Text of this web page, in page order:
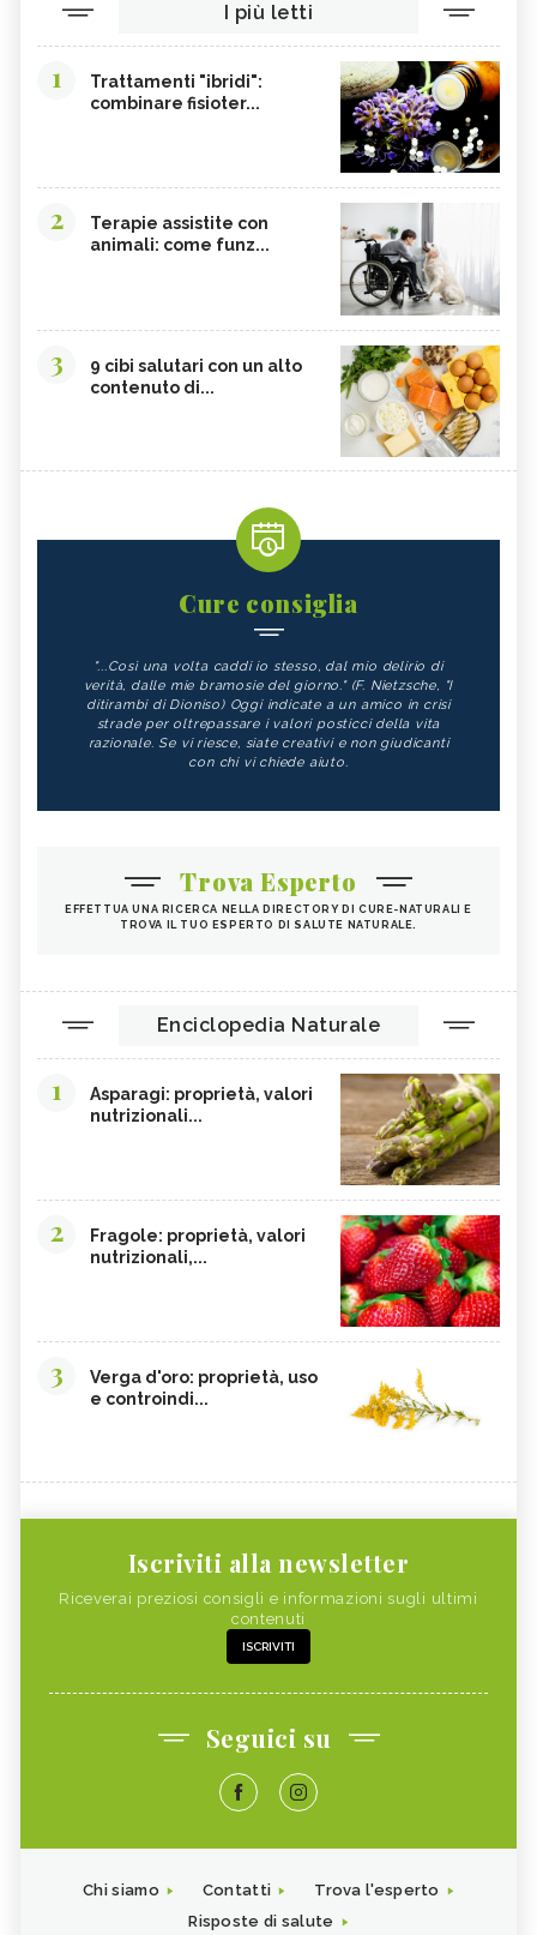
I più letti
1
Trattamenti "ibridi":
combinare fisioter...
2
Terapie assistite con
animali: come funz...
3
9 cibi salutari con un alto
contenuto di...
Cure consiglia
"...Così una volta caddi io stesso, dal mio delirio di
verità, dalle mie bramosie del giorno." (F. Nietzsche, "I
ditirambi di Dioniso) Oggi indicate a un amico in crisi
strade per oltrepassare i valori posticci della vita
razionale. Se vi riesce, siate creativi e non giudicanti
con chi vi chiede aiuto.
Trova Esperto
EFFETTUA UNA RICERCA NELLA DIRECTORY DI CURE-NATURALI E
TROVA IL TUO ESPERTO DI SALUTE NATURALE.
Enciclopedia Naturale
1
Asparagi: proprietà, valori
nutrizionali...
2
Fragole: proprietà, valori
nutrizionali,...
3
Verga d'oro: proprietà, uso
e controindi...
Iscriviti alla newsletter
Riceverai preziosi consigli e informazioni sugli ultimi
contenuti
ISCRIVITI
Seguici su
Chi siamo Contatti
Trova l'esperto
Risposte di salute